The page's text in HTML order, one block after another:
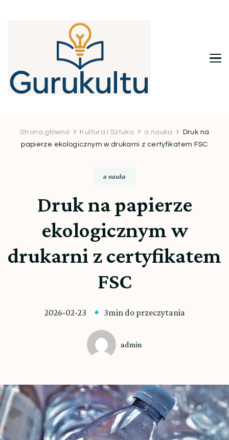
wiedzy i inspiracji
Strona główna Kultura I Sztuka a nauka
Druk na
papierze ekologicznym w drukarni z certyfikatem FSC
a nauka
Druk na papierze
ekologicznym w
drukarni z certyfikatem
FSC
2026-02-23 3min do przeczytania
admin